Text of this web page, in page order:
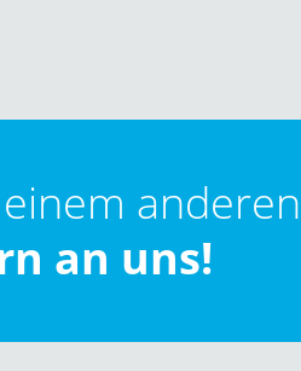
an uns!